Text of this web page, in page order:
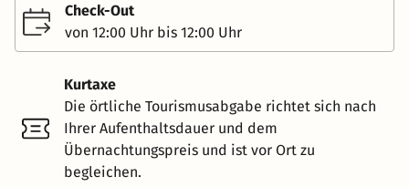
Check-Out
von 12:00 Uhr bis 12:00 Uhr
Kurtaxe
Die örtliche Tourismusabgabe richtet sich nach
Ihrer Aufenthaltsdauer und dem
Übernachtungspreis und ist vor Ort zu
begleichen.